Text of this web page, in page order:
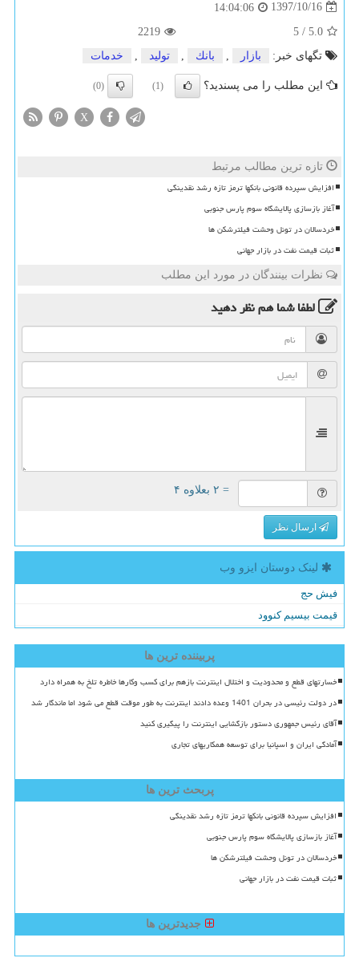
1397/10/16
14:04:06
5.0
/
5
2219
تگهای خبر:
بازار , بانك , تولید , خدمات
این مطلب را می پسندید؟ (1)
(0)
X
تازه ترین مطالب مرتبط
افزایش سپرده قانونی بانکها ترمز تازه رشد نقدینگی
آغاز بازسازی پالایشگاه سوم پارس جنوبی
خردسالان در تونل وحشت فیلترشکن ها
ثبات قیمت نفت در بازار جهانی
نظرات بینندگان در مورد این مطلب
لطفا شما همنظر دهید
= ۲ بعلاوه ۴
ارسال نظر
لینک دوستان ایزو وب
فیش حج
قیمت بیسیم کنوود
پربیننده ترین ها
خسارتهای قطع و محدودیت و اختلال اینترنت بازهم برای کسب وکارها خاطره تلخ به همراه دارد
در دولت رئیسی در بحران 1401 وعده دادند اینترنت به طور موقت قطع می شود اما ماندگار شد
آقای رئیس جمهوری دستور بازگشایی اینترنت را پیگیری کنید
آمادگی ایران و اسپانیا برای توسعه همکاریهای تجاری
پربحث ترین ها
افزایش سپرده قانونی بانکها ترمز تازه رشد نقدینگی
آغاز بازسازی پالایشگاه سوم پارس جنوبی
خردسالان در تونل وحشت فیلترشکن ها
ثبات قیمت نفت در بازار جهانی
جدیدترین ها